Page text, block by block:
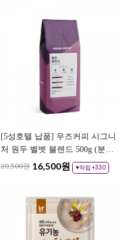
[5성호텔 납품] 우즈커피 시그니
처 원두 벨벳 블렌드 500g (분쇄
도 선택)
20,500원 16,500원 ♥적립 +330